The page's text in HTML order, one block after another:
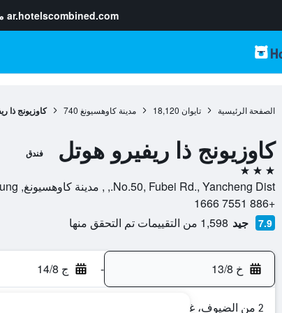
ar.hotelscombined.com
الصفحة الرئيسية تايوان 18,120 مدينة كاوهسيونغ 740 كاوزيونج ذا
كاوزيونج ذا ريفيرو هوتل فندق
3 نجوم
No.50, Fubei Rd., Yancheng Dist., , مدينة كاوهسيونغ, Kaohsiung, تايوان
+886 7551 1666
7.9 جيد 1,598 من التقييمات تم التحقق منها
خ 13/8 - ج 14/8
2 من الضيوف، غرفة واحدة